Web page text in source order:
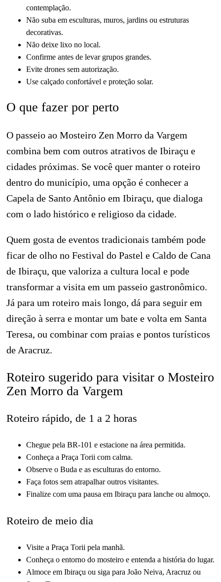
contemplação.
Não suba em esculturas, muros, jardins ou estruturas
decorativas.
Não deixe lixo no local.
Confirme antes de levar grupos grandes.
Evite drones sem autorização.
Use calçado confortável e proteção solar.
O que fazer por perto
O passeio ao Mosteiro Zen Morro da Vargem
combina bem com outros atrativos de Ibiraçu e
cidades próximas. Se você quer manter o roteiro
dentro do município, uma opção é conhecer a
Capela de Santo Antônio em Ibiraçu, que dialoga
com o lado histórico e religioso da cidade.
Quem gosta de eventos tradicionais também pode
ficar de olho no Festival do Pastel e Caldo de Cana
de Ibiraçu, que valoriza a cultura local e pode
transformar a visita em um passeio gastronômico.
Já para um roteiro mais longo, dá para seguir em
direção à serra e montar um bate e volta em Santa
Teresa, ou combinar com praias e pontos turísticos
de Aracruz.
Roteiro sugerido para visitar o Mosteiro
Zen Morro da Vargem
Roteiro rápido, de 1 a 2 horas
Chegue pela BR-101 e estacione na área permitida.
Conheça a Praça Torii com calma.
Observe o Buda e as esculturas do entorno.
Faça fotos sem atrapalhar outros visitantes.
Finalize com uma pausa em Ibiraçu para lanche ou almoço.
Roteiro de meio dia
Visite a Praça Torii pela manhã.
Conheça o entorno do mosteiro e entenda a história do lugar.
Almoce em Ibiraçu ou siga para João Neiva, Aracruz ou